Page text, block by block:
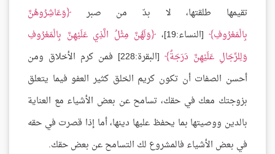
تقيمها طلقتها، لا بدّ من صبر
وَعَاشِرُوهُنَّ
بِالْمَعْرُوفِ
[النساء:19]،
وَلَهُنَّ مِثْلُ الَّذِي عَلَيْهِنَّ بِالْمَعْرُوفِ
وَلِلرِّجَالِ عَلَيْهِنَّ دَرَجَةٌ
[البقرة:228] فمن كرم الأخلاق ومن
أحسن الصفات أن تكون كريم الخلق كثير العفو فيما يتعلق
بزوجتك معك في حقك، تسامح عن بعض الأشياء مع العناية
بالدين ووصيتها بما يحفظ عليها دينها، أما إذا قصرت في حقه
في بعض الأشياء فالمشروع لك التسامح عن بعض حقك.